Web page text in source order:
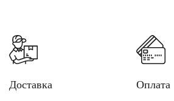
Доставка Оплата